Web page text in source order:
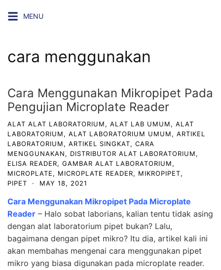
MENU
cara menggunakan
Cara Menggunakan Mikropipet Pada
Pengujian Microplate Reader
ALAT ALAT LABORATORIUM, ALAT LAB UMUM, ALAT
LABORATORIUM, ALAT LABORATORIUM UMUM, ARTIKEL
LABORATORIUM, ARTIKEL SINGKAT, CARA
MENGGUNAKAN, DISTRIBUTOR ALAT LABORATORIUM,
ELISA READER, GAMBAR ALAT LABORATORIUM,
MICROPLATE, MICROPLATE READER, MIKROPIPET,
PIPET
· MAY 18, 2021
Cara Menggunakan Mikropipet Pada Microplate
Reader – Halo sobat laborians, kalian tentu tidak asing
dengan alat laboratorium pipet bukan? Lalu,
bagaimana dengan pipet mikro? Itu dia, artikel kali ini
akan membahas mengenai cara menggunakan pipet
mikro yang biasa digunakan pada microplate reader.